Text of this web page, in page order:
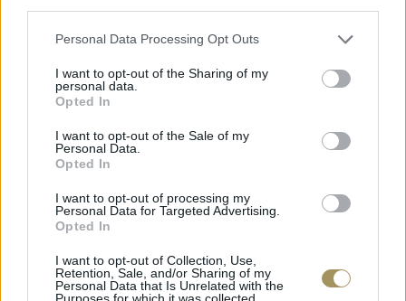
Personal Data Processing Opt Outs
I want to opt-out of the Sharing of my
personal data.
Opted In
I want to opt-out of the Sale of my
Personal Data.
Opted In
I want to opt-out of processing my
Personal Data for Targeted Advertising.
Opted In
I want to opt-out of Collection, Use,
Retention, Sale, and/or Sharing of my
Personal Data that Is Unrelated with the
Purposes for which it was collected.
ΜΟΝΌΠΕΤΡΟ ΔΑΧΤΥΛΊΔΙ ΜΕ
ΔΙΑΜΆΝΤΙ 0.35CT
€ 1.737